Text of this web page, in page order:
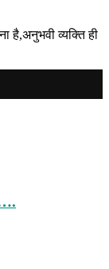
है,अनुभवी व्यक्ति ही